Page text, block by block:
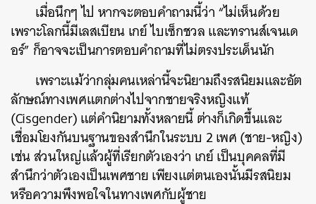
เมื่อนึกๆ ไป หากจะตอบคำถามนี้ว่า “ไม่เห็นด้วย
เพราะโลกนี้มีเลสเบียน เกย์ ไบเซ็กชวล และทรานส์เจนเด
อร์” ก็อาจจะเป็นการตอบคำถามที่ไม่ตรงประเด็นนัก
เพราะแม้ว่ากลุ่มคนเหล่านี้จะนิยามถึงรสนิยมและอัต
ลักษณ์ทางเพศแตกต่างไปจากชายจริงหญิงแท้
(Cisgender) แต่คำนิยามทั้งหลายนี้ ต่างก็เกิดขึ้นและ
เชื่อมโยงกันบนฐานของสำนึกในระบบ 2 เพศ (ชาย-หญิง)
เช่น ส่วนใหญ่แล้วผู้ที่เรียกตัวเองว่า เกย์ เป็นบุคคลที่มี
สำนึกว่าตัวเองเป็นเพศชาย เพียงแต่ตนเองนั้นมีรสนิยม
หรือความพึงพอใจในทางเพศกับผู้ชาย